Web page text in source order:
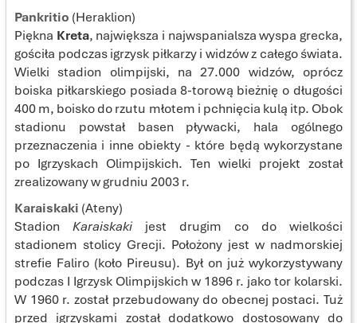
Pankritio (Heraklion)
Piękna Kreta, największa i najwspanialsza wyspa grecka,
gościła podczas igrzysk piłkarzy i widzów z całego świata.
Wielki stadion olimpijski, na 27.000 widzów, oprócz
boiska piłkarskiego posiada 8-torową bieżnię o długości
400 m, boisko do rzutu młotem i pchnięcia kulą itp. Obok
stadionu powstał basen pływacki, hala ogólnego
przeznaczenia i inne obiekty - które będą wykorzystane
po Igrzyskach Olimpijskich. Ten wielki projekt został
zrealizowany w grudniu 2003 r.
Karaiskaki (Ateny)
Stadion Karaiskaki jest drugim co do wielkości
stadionem stolicy Grecji. Położony jest w nadmorskiej
strefie Faliro (koło Pireusu). Był on już wykorzystywany
podczas I Igrzysk Olimpijskich w 1896 r. jako tor kolarski.
W 1960 r. został przebudowany do obecnej postaci. Tuż
przed igrzyskami został dodatkowo dostosowany do